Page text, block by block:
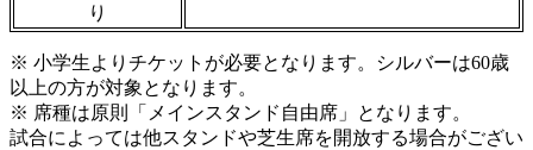
り
※ 小学生よりチケットが必要となります。シルバーは60歳
以上の方が対象となります。
※ 席種は原則「メインスタンド自由席」となります。
試合によっては他スタンドや芝生席を開放する場合がござい